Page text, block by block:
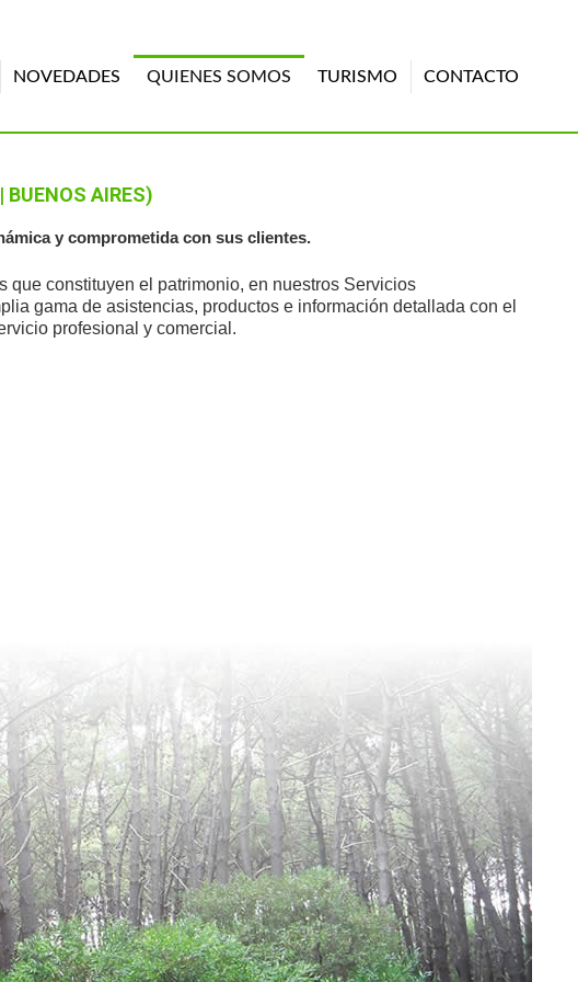
NOVEDADES QUIENES SOMOS TURISMO CONTACTO
BUENOS AIRES)
y comprometida con sus clientes.
que constituyen el patrimonio, en nuestros Servicios
gama de asistencias, productos e información detallada con el
profesional y comercial.